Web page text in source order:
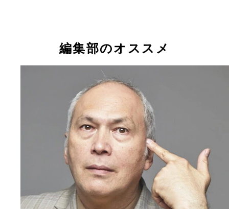
仕事の強制・強要はパワハラになる？
部下からの逆パワハラも増えている！
ＩＴにうとい上司に言ってはいけない言葉
リモート会議で起こるパワハラとは？
女性に「土日ひま？」と聞いていいのか？
編集部のオススメ